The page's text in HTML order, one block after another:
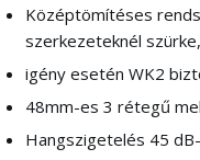
Középtömítéses
szerkezeteknél
igény esetén WK2
48mm-es 3 rétegű
Hangszigetelés 45